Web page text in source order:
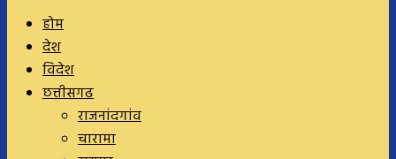
होम
देश
विदेश
छत्तीसगढ
राजनांदगांव
चारामा